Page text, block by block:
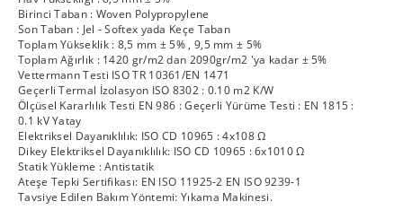
Birinci Taban : Woven Polypropylene
Son Taban : Jel - Softex yada Keçe Taban
Toplam Yükseklik : 8,5 mm ± 5% , 9,5 mm ± 5%
Toplam Ağırlık : 1420 gr/m2 dan 2090gr/m2 'ya kadar ± 5%
Vettermann Testi ISO TR 10361/EN 1471
Geçerli Termal İzolasyon ISO 8302 : 0.10 m2 K/W
Ölçüsel Kararlılık Testi EN 986 : Geçerli Yürüme Testi : EN 1815 :
0.1 kV Yatay
Elektriksel Dayanıklılık: ISO CD 10965 : 4x108 Ω
Dikey Elektriksel Dayanıklılık: ISO CD 10965 : 6x1010 Ω
Statik Yükleme : Antistatik
Ateşe Tepki Sertifikası: EN ISO 11925-2 EN ISO 9239-1
Tavsiye Edilen Bakım Yöntemi: Yıkama Makinesi.